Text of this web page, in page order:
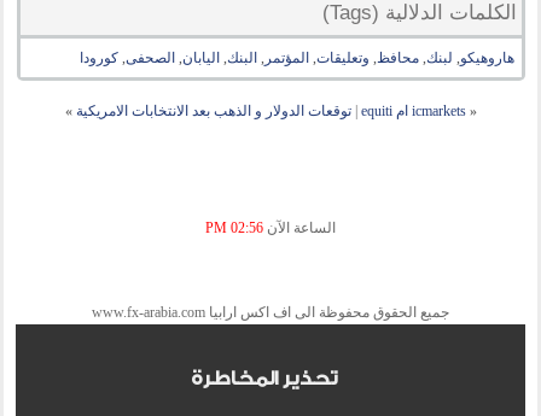
الكلمات الدلالية (Tags)
هاروهيكو, لبنك,محافظ, وتعليقات, المؤتمر , البنك, اليابان, الصحفى,كورودا
« icmarkets ام equiti |توقعات الدولار و الذهب بعد الانتخابات الامريكية »
الساعة الآن 02:56 PM
جميع الحقوق محفوظة الى اف اكس ارابيا www.fx-arabia.com
تحذير المخاطرة